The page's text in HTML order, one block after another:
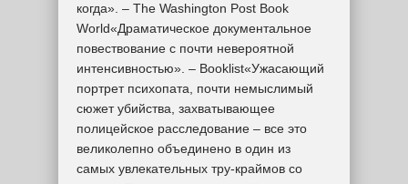
когда». – The Washington Post Book
World«Драматическое документальное
повествование с почти невероятной
интенсивностью». – Booklist«Ужасающий
портрет психопата, почти немыслимый
сюжет убийства, захватывающее
полицейское расследование – все это
великолепно объединено в один из
самых увлекательных тру-краймов со